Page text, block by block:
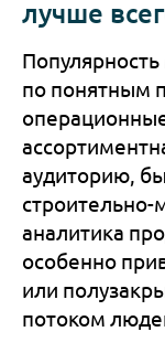
лучше
по понятным
аудиторию,
строительно-
аналитика
особенно
или
потоком